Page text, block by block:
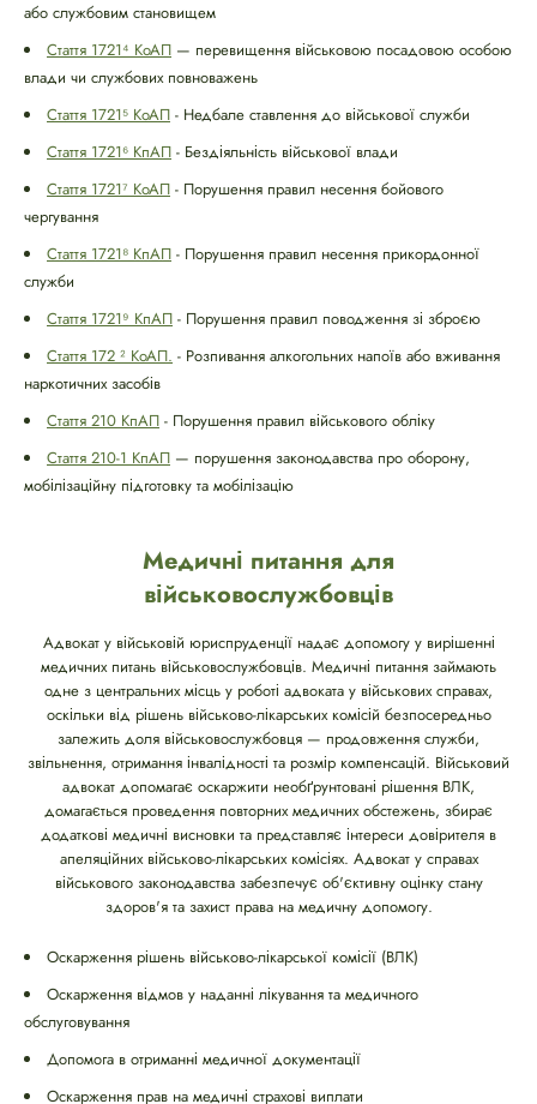
або службовим становищем
Стаття 1721⁴ КоАП — перевищення військовою посадовою особою
влади чи службових повноважень
Стаття 1721⁵ КоАП - Недбале ставлення до військової служби
Стаття 1721⁶ КпАП - Бездіяльність військової влади
Стаття 1721⁷ КоАП - Порушення правил несення бойового
чергування
Стаття 1721⁸ КпАП - Порушення правил несення прикордонної
служби
Стаття 1721⁹ КпАП - Порушення правил поводження зі зброєю
Стаття 172 ² КоАП. - Розпивання алкогольних напоїв або вживання
наркотичних засобів
Стаття 210 КпАП - Порушення правил військового обліку
Стаття 210-1 КпАП — порушення законодавства про оборону,
мобілізаційну підготовку та мобілізацію
Медичні питання для
військовослужбовців
Адвокат у військовій юриспруденції надає допомогу у вирішенні
медичних питань військовослужбовців. Медичні питання займають
одне з центральних місць у роботі адвоката у військових справах,
оскільки від рішень військово-лікарських комісій безпосередньо
залежить доля військовослужбовця — продовження служби,
звільнення, отримання інвалідності та розмір компенсацій. Військовий
адвокат допомагає оскаржити необґрунтовані рішення ВЛК,
домагається проведення повторних медичних обстежень, збирає
додаткові медичні висновки та представляє інтереси довірителя в
апеляційних військово-лікарських комісіях. Адвокат у справах
військового законодавства забезпечує об'єктивну оцінку стану
здоров'я та захист права на медичну допомогу.
Оскарження рішень військово-лікарської комісії (ВЛК)
Оскарження відмов у наданні лікування та медичного
обслуговування
Допомога в отриманні медичної документації
Оскарження прав на медичні страхові виплати